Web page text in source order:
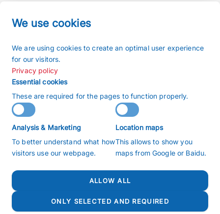
We use cookies
We are using cookies to create an optimal user experience
for our visitors.
Privacy policy
Analysis & Marketing
To better understand what how
visitors use our webpage.
Location maps
This allows to show you
maps from Google or Baidu.
Essential cookies
These are required for the pages to function properly.
ALLOW ALL
ONLY SELECTED AND REQUIRED
Terms and conditions
Copyright 2026 © buchiglasuster
沪ICP备2022009166号
沪公网安备31011202020859号